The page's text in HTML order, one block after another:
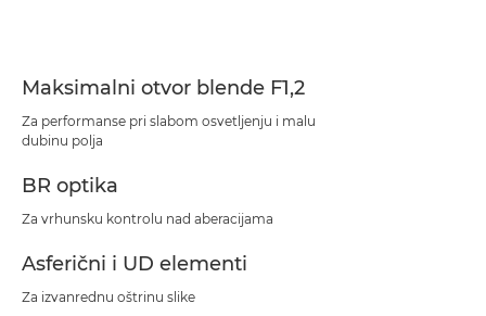
Maksimalni otvor blende F1,2
Za performanse pri slabom osvetljenju i malu
dubinu polja
BR optika
Za vrhunsku kontrolu nad aberacijama
Asferični i UD elementi
Za izvanrednu oštrinu slike